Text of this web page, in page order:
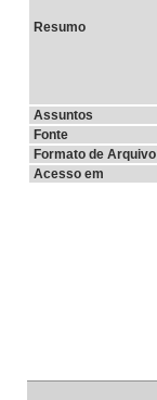
Resumo
Assuntos
Fonte
Formato de Arquivo
Acesso em